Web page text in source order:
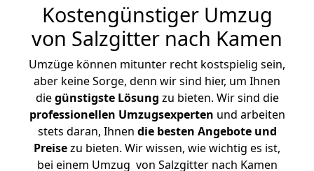
Kostengünstiger Umzug
von Salzgitter nach Kamen
Umzüge können mitunter recht kostspielig sein,
aber keine Sorge, denn wir sind hier, um Ihnen
diegünstigste Lösung zu bieten. Wir sind die
professionellen Umzugsexperten und arbeiten
stets daran, Ihnen die besten Angebote und
Preisezu bieten. Wir wissen, wie wichtig es ist,
bei einem Umzug von Salzgitter nach Kamen